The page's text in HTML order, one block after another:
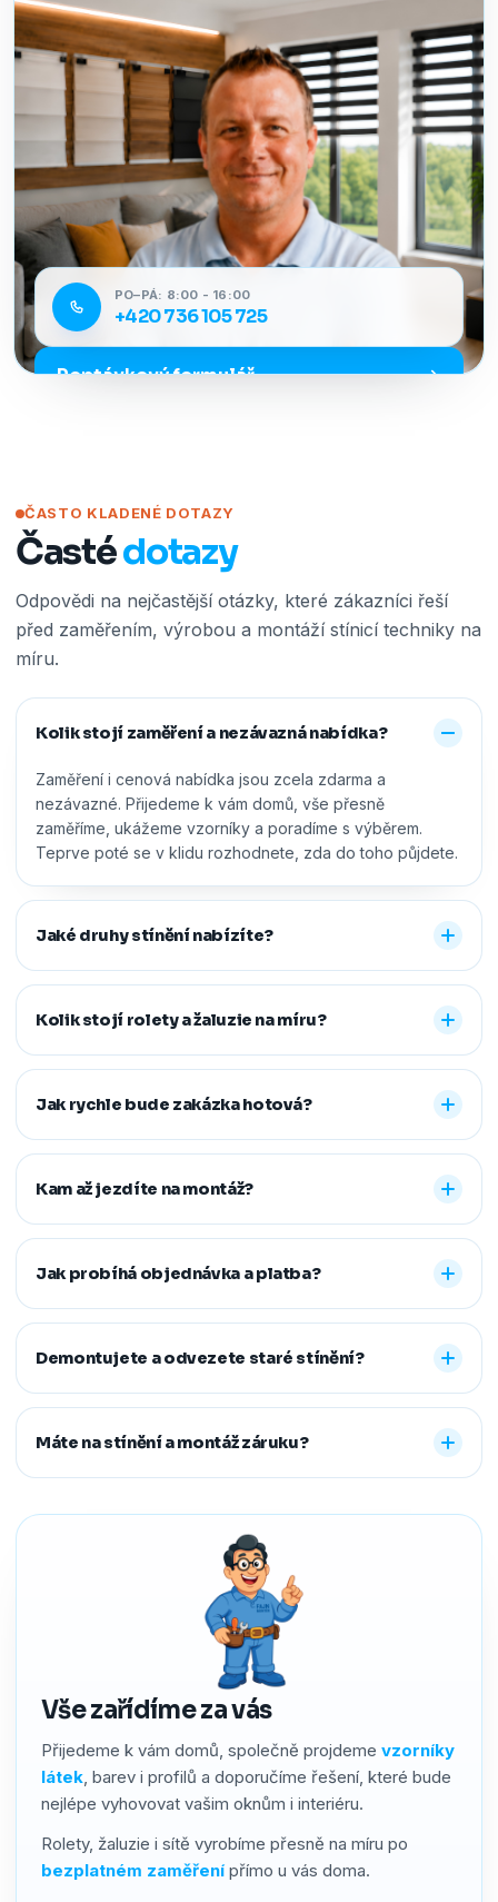
PO–PÁ: 8:00 - 16:00
+420 736 105 725
Poptávkový formulář
ČASTO KLADENÉ DOTAZY
Častédotazy
Odpovědi na nejčastější otázky, které zákazníci řeší
před zaměřením, výrobou a montáží stínicí techniky na
míru.
Vše zařídíme za vás
Přijedeme k vám domů, společně projdeme vzorníky
látek, barev i profilů a doporučíme řešení, které bude
nejlépe vyhovovat vašim oknům i interiéru.
Rolety, žaluzie i sítě vyrobíme přesně na míru po
bezplatném zaměření přímo u vás doma.
Kolik stojí zaměření a nezávazná nabídka?
Zaměření i cenová nabídka jsou zcela zdarma a
nezávazné. Přijedeme k vám domů, vše přesně
zaměříme, ukážeme vzorníky a poradíme s výběrem.
Teprve poté se v klidu rozhodnete, zda do toho půjdete.
Jaké druhy stínění nabízíte?
Nabízíme vnitřní i venkovní stínění na míru: rolety den a
noc, plisé rolety, římské, látkové a termo rolety, vertikální,
dřevěné, bambusové i hliníkové žaluzie a sítě proti
hmyzu. Vyrobíme řešení pro běžná, střešní i atypická
Kolik stojí rolety a žaluzie na míru?
Konečná cena se odvíjí od zvoleného typu stínění a jeho
vodicích lišt, rozměru oken i vybrané látky či dekoru.
Přesnou cenovou nabídku vám připravíme zdarma.
Jak rychle bude zakázka hotová?
Standardní dodací lhůta je 7–14 pracovních dní od
zabere 1–2 hodiny, větší zakázky zvládneme během
jednoho dne. Pokud na termín spěcháte, vždy se snažíme
Kam až jezdíte na montáž?
Působíme především v Moravskoslezském,
Pardubickém a Zlínském kraji, na Vysočině a v Praze. V
rámci našeho regionu dopravu neúčtujeme, vzdálenější
Jak probíhá objednávka a platba?
Stačí nám zavolat, napsat nebo vyplnit nezávazný
formulář. Po výběru řešení skládáte zálohu na materiál a
doplatek hradíte až po dokončené montáži, když je vše
hotové a vy spokojení. Preferujeme platbu převodem,
Demontujete a odvezete staré stínění?
Ano. Staré žaluzie nebo rolety za vás profesionálně
předem říct a o všechno se postaráme, abyste neměli
žádné starosti navíc.
Máte na stínění a montáž záruku?
podle typu stínění. Používáme kvalitní materiály a precizní
zpracování, a pokud by přesto bylo potřeba cokoliv řešit,
náš servis vyřídíme rychle a férově.